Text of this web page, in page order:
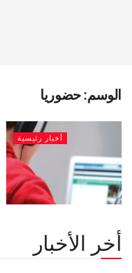
الوسم:حضوريا
أخبار رئيسية
أخر الأخبار